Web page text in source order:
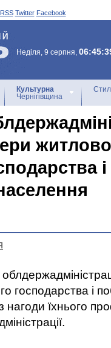
RSS Twitter Facebook
Неділя, 9 серпня,
Культурна
Чернігівщина
господарства і
їхнього